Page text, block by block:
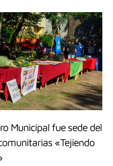
Municipal fue sede del
«Tejiendo